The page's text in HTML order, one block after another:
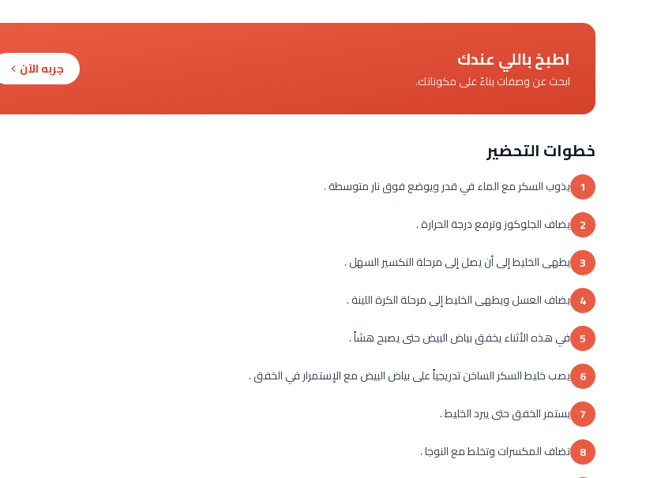
اطبخ باللي عندك
ابحث عن وصفات بناءً على مكوناتك.
جربه الآن
خطوات التحضير
1 يذوب السكر مع الماء في قدر ويوضع فوق نار متوسطة .
2 يضاف الجلوكوز وترفع درجة الحرارة .
3 يطهى الخليط إلى أن يصل إلى مرحلة التكسير السهل .
4 يضاف العسل ويطهى الخليط إلى مرحلة الكرة اللينة .
5 في هذه الأثناء يخفق بياض البيض حتى يصبح هشاً .
6 يصب خليط السكر الساخن تدريجياً على بياض البيض مع الإستمرار في الخفق .
7 يستمر الخفق حتى يبرد الخليط .
8 تضاف المكسرات وتخلط مع النوجا .